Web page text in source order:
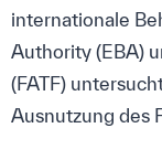
internationale
Authority (EBA)
(FATF)
Ausnutzung des